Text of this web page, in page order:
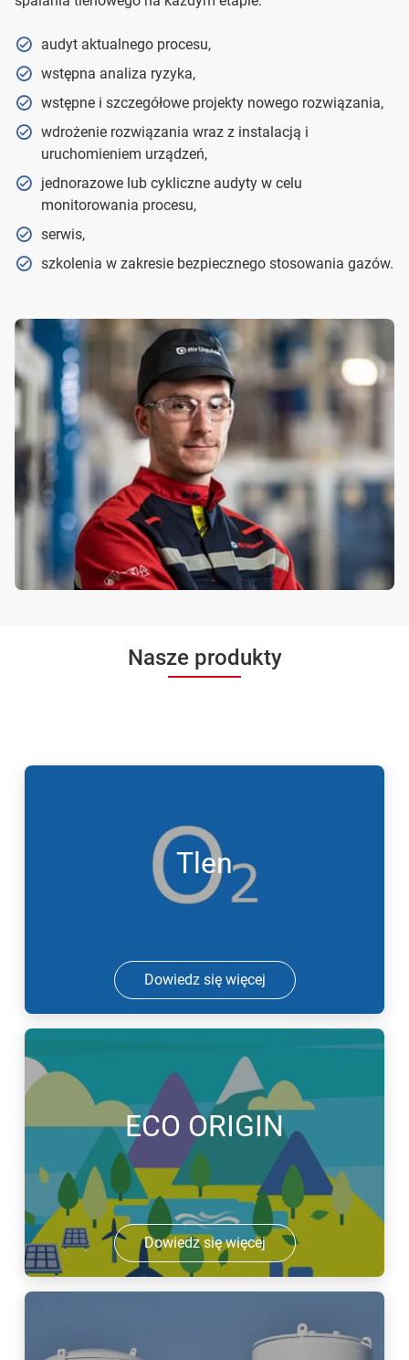
audyt aktualnego procesu,
wstępna analiza ryzyka,
wstępne i szczegółowe projekty nowego rozwiązania,
wdrożenie rozwiązania wraz z instalacją i
uruchomieniem urządzeń,
jednorazowe lub cykliczne audyty w celu
monitorowania procesu,
serwis,
szkolenia w zakresie bezpiecznego stosowania gazów.
Nasze produkty
Tlen
Dowiedz się więcej
ECO ORIGIN
Dowiedz się więcej